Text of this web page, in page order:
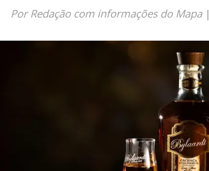
Por Redação com informações do Mapa|